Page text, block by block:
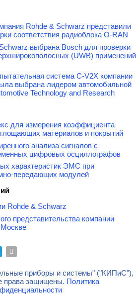
Rohde & Schwarz представили
соответствия радиоблока O-RAN
выбрана Bosch для проверки
(UWB) применений
система C-V2X компании
выбрана лидером автомобильной
Technology and Research
для измерения коэффициента
материалов и покрытий
анализа сигналов с
цифровых осциллографов
характеристик ЭМС при
передающих модулей
Rohde & Schwarz
представительства компании
приборы и системы" ("КИПиС"),
права защищены. Политика